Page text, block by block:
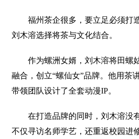
福州茶企很多，要立足必须打
刘木溶选择将茶与文化结合。
作为螺洲女婿，刘木溶将田螺
融合，创立“螺仙女”品牌。他用茶
带领团队设计了全套动漫IP。
在打造品牌的同时，刘木溶没
不仅寻访名师学艺，还重返校园进